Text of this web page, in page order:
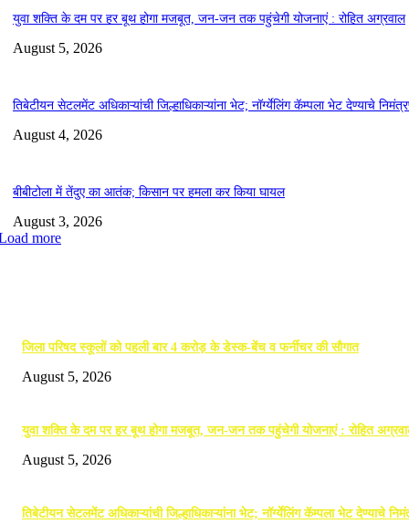
युवा शक्ति के दम पर हर बूथ होगा मजबूत, जन-जन तक पहुंचेगी योजनाएं : रोहित अग्रवाल
August 5, 2026
तिबेटीयन सेटलमेंट अधिकाऱ्यांची जिल्हाधिकाऱ्यांना भेट; नॉर्ग्येलिंग कॅम्पला भेट देण्याचे
August 4, 2026
बीबीटोला में तेंदुए का आतंक; किसान पर हमला कर किया घायल
August 3, 2026
more
जिला परिषद स्कूलों को पहली बार 4 करोड़ के डेस्क-बेंच व फर्नीचर की सौगात
August 5, 2026
युवा शक्ति के दम पर हर बूथ होगा मजबूत, जन-जन तक पहुंचेगी योजनाएं : रोहित
August 5, 2026
तिबेटीयन सेटलमेंट अधिकाऱ्यांची जिल्हाधिकाऱ्यांना भेट; नॉर्ग्येलिंग कॅम्पला भेट देण्याचे